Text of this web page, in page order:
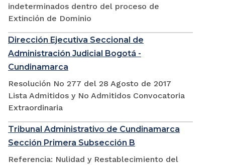
indeterminados dentro del proceso de
Extinción de Dominio
Dirección Ejecutiva Seccional de
Administración Judicial Bogotá -
Cundinamarca
Resolución No 277 del 28 Agosto de 2017
Lista Admitidos y No Admitidos Convocatoria
Extraordinaria
Tribunal Administrativo de Cundinamarca
Sección Primera Subsección B
Referencia: Nulidad y Restablecimiento del